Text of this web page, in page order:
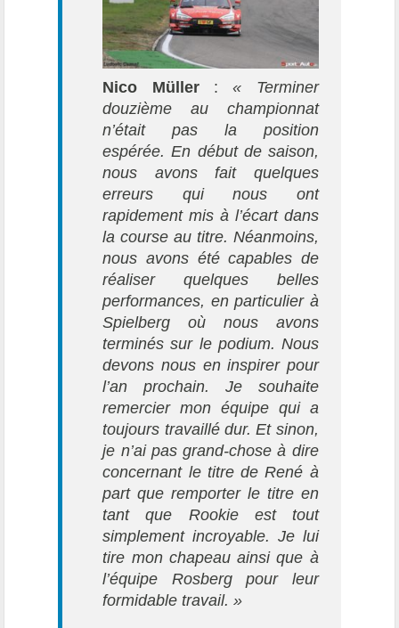
Nico Müller:« Terminer
douzième au championnat
n’était pas la position
espérée. En début de saison,
nous avons fait quelques
erreurs qui nous ont
rapidement mis à l’écart dans
la course au titre. Néanmoins,
nous avons étécapables de
réaliser quelques belles
performances, en particulier à
Spielberg où nous avons
terminés sur le podium. Nous
devons nous en inspirer pour
l’an prochain. Je souhaite
remercier mon équipe qui a
toujours travaillé dur. Et sinon,
je n’ai pas grand-chose à dire
concernant le titre de René à
part que remporter le titre en
tant que Rookie est tout
simplement incroyable. Je lui
tire mon chapeau ainsi que à
l’équipe Rosberg pour leur
formidable travail. »